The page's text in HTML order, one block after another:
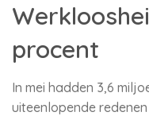
procent
In mei hadden 3,6
uiteenlopende